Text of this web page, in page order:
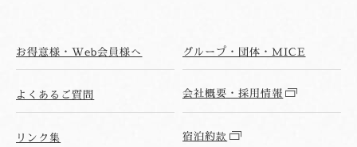
お得意様・Web会員様へ グループ・団体・MICE
よくあるご質問 会社概要・採用情報
リンク集 宿泊約款